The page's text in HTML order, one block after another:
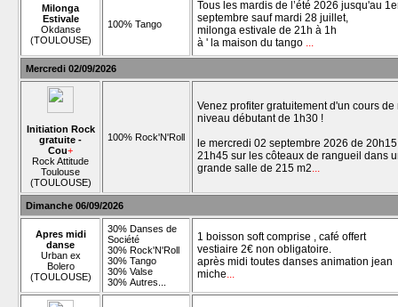
Milonga
Estivale
Okdanse
(TOULOUSE)
100% Tango
Tous les mardis de l’été 2026 jusqu'au
septembre sauf mardi 28 juillet,
milonga estivale de 21h à 1h
à ' la maison du tango ...
Mercredi 02/09/2026
Initiation Rock
gratuite -
Cou+
Rock Attitude
Toulouse
(TOULOUSE)
100% Rock'N'Roll
Venez profiter gratuitement d'un cours de
niveau débutant de 1h30 !
le mercredi 02 septembre 2026 de
21h45 sur les côteaux de rangueil dans
grande salle de 215 m2...
Dimanche 06/09/2026
Apres midi
danse
Urban ex
Bolero
(TOULOUSE)
30% Danses de
Société
30% Rock'N'Roll
30% Tango
30% Valse
30% Autres...
1 boisson soft comprise , café offert
vestiaire 2€ non obligatoire.
après midi toutes danses animation jean
miche...